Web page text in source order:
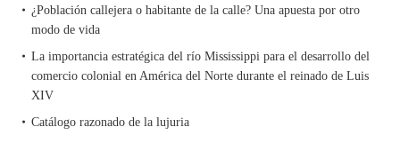
¿Población callejera o habitante de la calle? Una apuesta por otro
modo de vida
La importancia estratégica del río Mississippi para el desarrollo del
comercio colonial en América del Norte durante el reinado de Luis
XIV
Catálogo razonado de la lujuria